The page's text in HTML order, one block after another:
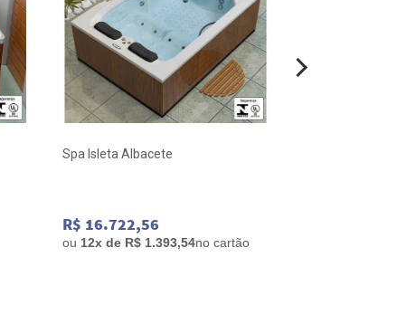
Spa Isleta Albacete
R$ 16.722,56
ou 12x de R$ 1.393,54no cartão